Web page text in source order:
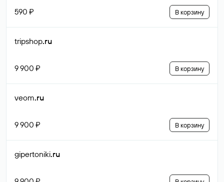
590 ₽ В корзину
tripshop.ru
9 900 ₽ В корзину
veom.ru
9 900 ₽ В корзину
gipertoniki.ru